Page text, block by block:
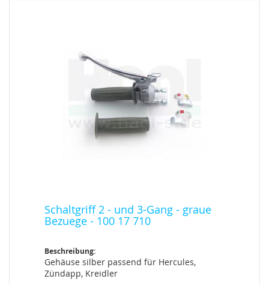
Schaltgriff 2 - und 3-Gang - graue
Bezuege - 100 17 710
Beschreibung:
Gehäuse silber passend für Hercules,
Zündapp, Kreidler